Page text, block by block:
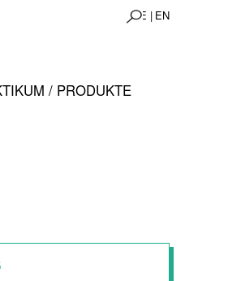
DE | EN
/ PRODUKTE